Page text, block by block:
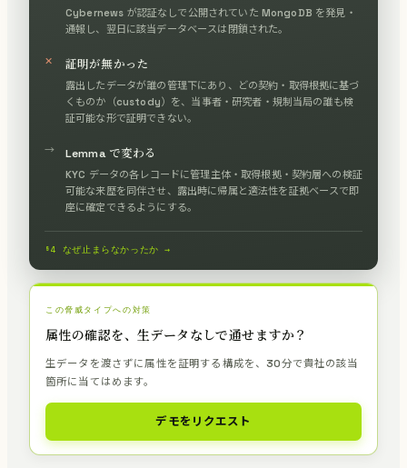
Cybernews が認証なしで公開されていた MongoDB を発見・
通報し、翌日に該当データベースは閉鎖された。
✕ 証明が無かった
露出したデータが誰の管理下にあり、どの契約・取得根拠に基づ
くものか（custody）を、当事者・研究者・規制当局の誰も検
証可能な形で証明できない。
→ Lemma で変わる
KYC データの各レコードに管理主体・取得根拠・契約層への検証
可能な来歴を同伴させ、露出時に帰属と適法性を証拠ベースで即
座に確定できるようにする。
§4 なぜ止まらなかったか →
この脅威タイプへの対策
属性の確認を、生データなしで通せますか？
生データを渡さずに属性を証明する構成を、30分で貴社の該当
箇所に当てはめます。
デモをリクエスト